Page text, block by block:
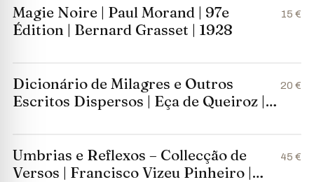
Magie Noire | Paul Morand | 97e
Édition | Bernard Grasset | 1928
15 €
Dicionário de Milagres e Outros
Escritos Dispersos | Eça de Queiroz |
20 €
Umbrias e Reflexos – Collecção de
Versos | Francisco Vizeu Pinheiro |
45 €